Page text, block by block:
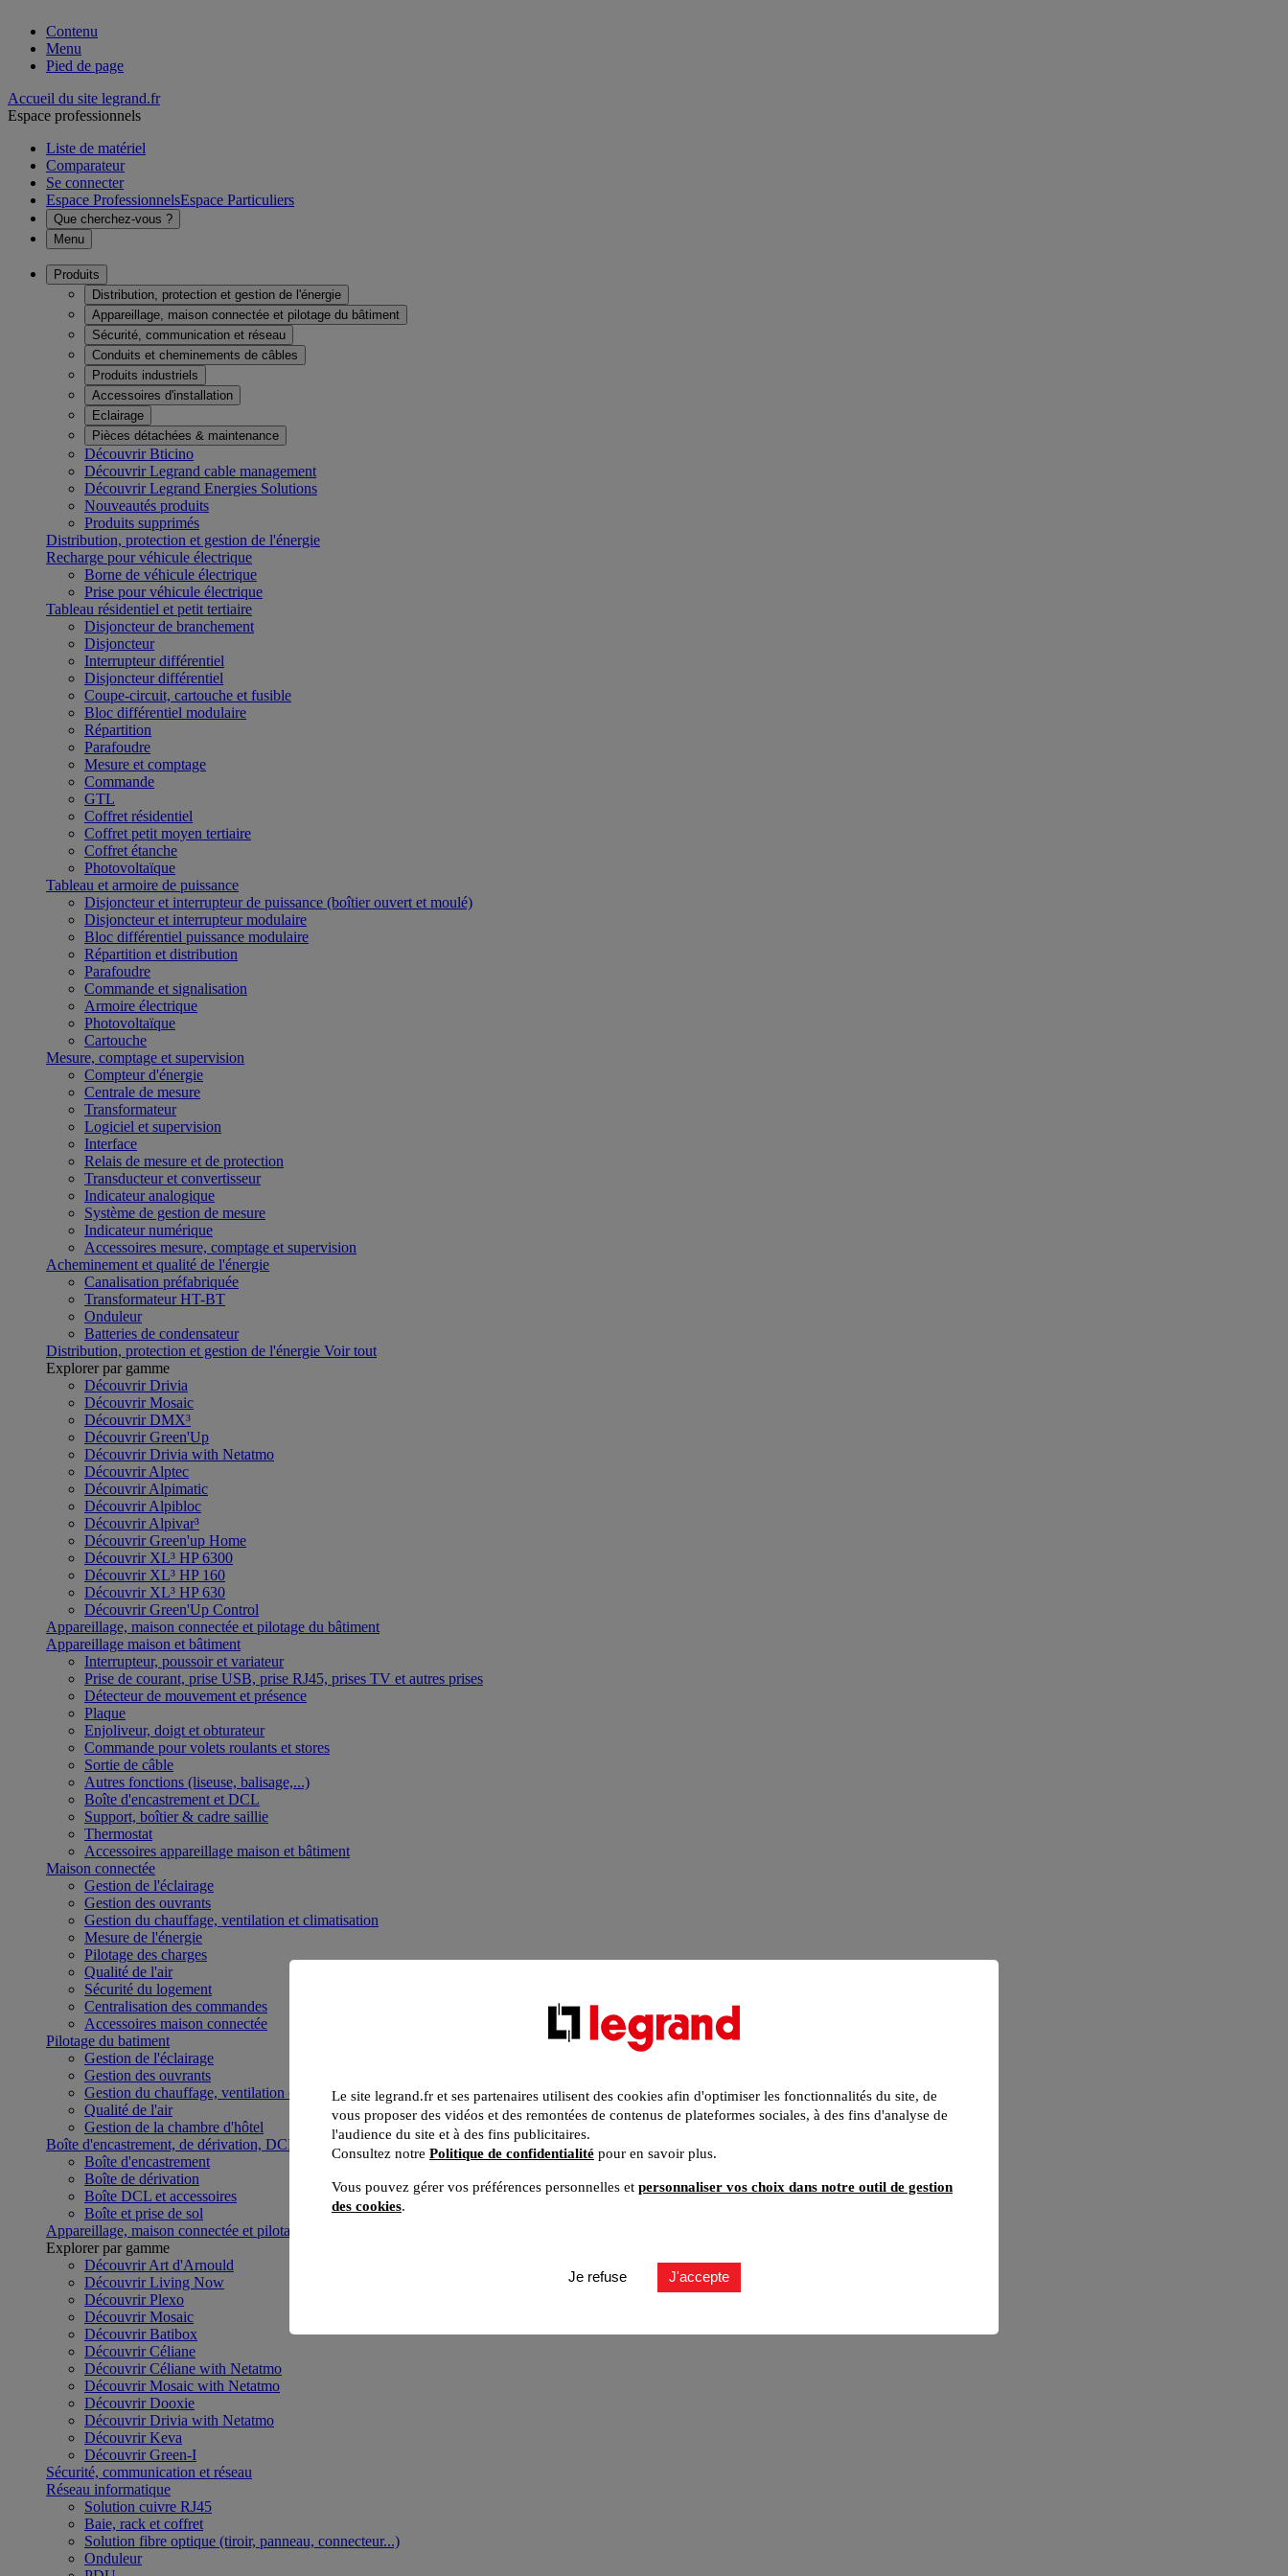
Contenu
Menu
Pied de page
Accueil du site legrand.fr
Espace professionnels
Liste de matériel
Comparateur
Se connecter
Espace ProfessionnelsEspace Particuliers
Que cherchez-vous ?
Menu
Produits
Distribution, protection et gestion de l'énergie
Appareillage, maison connectée et pilotage du bâtiment
Sécurité, communication et réseau
Conduits et cheminements de câbles
Produits industriels
Accessoires d'installation
Eclairage
Pièces détachées & maintenance
Découvrir Bticino
Découvrir Legrand cable management
Découvrir Legrand Energies Solutions
Nouveautés produits
Produits supprimés
Distribution, protection et gestion de l'énergie
Recharge pour véhicule électrique
Borne de véhicule électrique
Prise pour véhicule électrique
Tableau résidentiel et petit tertiaire
Disjoncteur de branchement
Disjoncteur
Interrupteur différentiel
Disjoncteur différentiel
Coupe-circuit, cartouche et fusible
Bloc différentiel modulaire
Répartition
Parafoudre
Mesure et comptage
Commande
GTL
Coffret résidentiel
Coffret petit moyen tertiaire
Coffret étanche
Photovoltaïque
Tableau et armoire de puissance
Disjoncteur et interrupteur de puissance (boîtier ouvert et moulé)
Disjoncteur et interrupteur modulaire
Bloc différentiel puissance modulaire
Répartition et distribution
Parafoudre
Commande et signalisation
Armoire électrique
Photovoltaïque
Cartouche
Mesure, comptage et supervision
Compteur d'énergie
Centrale de mesure
Transformateur
Logiciel et supervision
Interface
Relais de mesure et de protection
Transducteur et convertisseur
Indicateur analogique
Système de gestion de mesure
Indicateur numérique
Accessoires mesure, comptage et supervision
Acheminement et qualité de l'énergie
Canalisation préfabriquée
Transformateur HT-BT
Onduleur
Batteries de condensateur
Distribution, protection et gestion de l'énergie Voir tout
Explorer par gamme
Découvrir Drivia
Découvrir Mosaic
Découvrir DMX³
Découvrir Green'Up
Découvrir Drivia with Netatmo
Découvrir Alptec
Découvrir Alpimatic
Découvrir Alpibloc
Découvrir Alpivar³
Découvrir Green'up Home
Découvrir XL³ HP 6300
Découvrir XL³ HP 160
Découvrir XL³ HP 630
Découvrir Green'Up Control
Appareillage, maison connectée et pilotage du bâtiment
Appareillage maison et bâtiment
Interrupteur, poussoir et variateur
Prise de courant, prise USB, prise RJ45, prises TV et autres prises
Détecteur de mouvement et présence
Plaque
Enjoliveur, doigt et obturateur
Commande pour volets roulants et stores
Sortie de câble
Autres fonctions (liseuse, balisage,...)
Boîte d'encastrement et DCL
Support, boîtier & cadre saillie
Thermostat
Accessoires appareillage maison et bâtiment
Maison connectée
Gestion de l'éclairage
Gestion des ouvrants
Gestion du chauffage, ventilation et climatisation
Mesure de l'énergie
Pilotage des charges
Qualité de l'air
Sécurité du logement
Centralisation des commandes
Accessoires maison connectée
Pilotage du batiment
Gestion de l'éclairage
Gestion des ouvrants
Gestion du chauffage, ventilation et climatisation
Qualité de l'air
Gestion de la chambre d'hôtel
Boîte d'encastrement, de dérivation, DCL et boîte de sol
Boîte d'encastrement
Boîte de dérivation
Boîte DCL et accessoires
Boîte et prise de sol
Appareillage, maison connectée et pilotage du bâtiment
Explorer par gamme
Découvrir Art d'Arnould
Découvrir Living Now
Découvrir Plexo
Découvrir Mosaic
Découvrir Batibox
Découvrir Céliane
Découvrir Céliane with Netatmo
Découvrir Mosaic with Netatmo
Découvrir Dooxie
Découvrir Drivia with Netatmo
Découvrir Keva
Découvrir Green-I
Sécurité, communication et réseau
Réseau informatique
Solution cuivre RJ45
Baie, rack et coffret
Solution fibre optique (tiroir, panneau, connecteur...)
Onduleur
Le site legrand.fr et ses partenaires utilisent des cookies afin d'optimiser les fonctionnalités du site, de
vous proposer des vidéos et des remontées de contenus de plateformes sociales, à des fins d'analyse de
l'audience du site et à des fins publicitaires.
Consultez notre Politique de confidentialité pour en savoir plus.
Vous pouvez gérer vos préférences personnelles et personnaliser vos choix dans notre outil de gestion
des cookies.
Je refuse J'accepte